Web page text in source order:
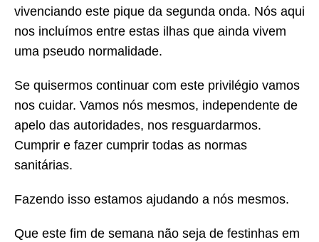
vivenciando este pique da segunda onda. Nós aqui
nos incluímos entre estas ilhas que ainda vivem
uma pseudo normalidade.
Se quisermos continuar com este privilégio vamos
nos cuidar. Vamos nós mesmos, independente de
apelo das autoridades, nos resguardarmos.
Cumprir e fazer cumprir todas as normas
sanitárias.
Fazendo isso estamos ajudando a nós mesmos.
Que este fim de semana não seja de festinhas em